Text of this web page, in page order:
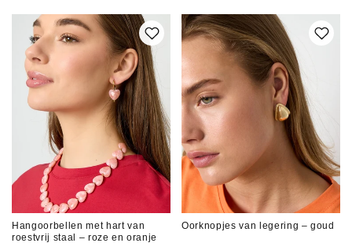
Hangoorbellen met hart van
roestvrij staal – roze en oranje
Oorknopjes van legering – goud